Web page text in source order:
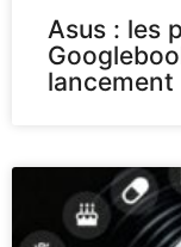
Asus : les